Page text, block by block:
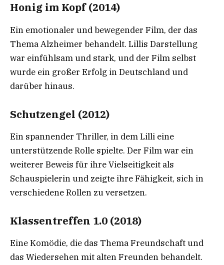
Honig im Kopf (2014)
Ein emotionaler und bewegender Film, der das
Thema Alzheimer behandelt. Lillis Darstellung
war einfühlsam und stark, und der Film selbst
wurde ein großer Erfolg in Deutschland und
darüber hinaus.
Schutzengel (2012)
Ein spannender Thriller, in dem Lilli eine
unterstützende Rolle spielte. Der Film war ein
weiterer Beweis für ihre Vielseitigkeit als
Schauspielerin und zeigte ihre Fähigkeit, sich in
verschiedene Rollen zu versetzen.
Klassentreffen 1.0 (2018)
Eine Komödie, die das Thema Freundschaft und
das Wiedersehen mit alten Freunden behandelt.